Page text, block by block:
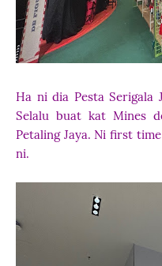
Ha ni dia Pesta Serigala
Selalu buat kat Mines
Petaling Jaya. Ni first
ni.